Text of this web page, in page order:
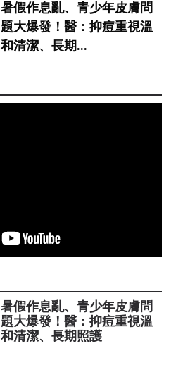
暑假作息亂、青少年皮膚問
題大爆發！醫：抑痘重視溫
和清潔、長期...
暑假作息亂、青少年皮膚問
題大爆發！醫：抑痘重視溫
和清潔、長期照護